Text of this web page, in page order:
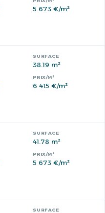
5 673 €/m²
38.19 m²
6 415 €/m²
41.78 m²
5 673 €/m²